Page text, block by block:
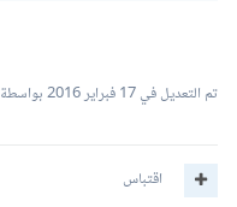
تم التعديل في17 فبراير 2016 بواسطة Lujain
اقتباس